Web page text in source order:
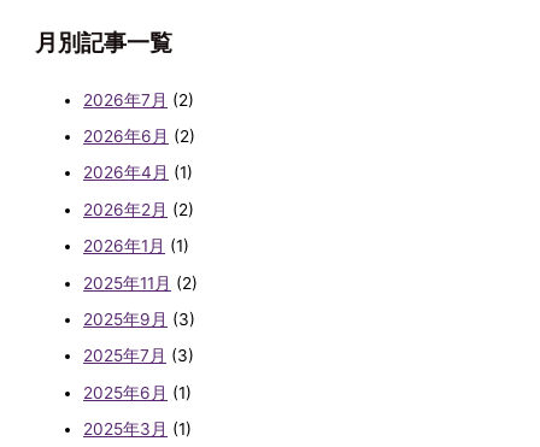
月別記事一覧
2026年7月 (2)
2026年6月 (2)
2026年4月 (1)
2026年2月 (2)
2026年1月 (1)
2025年11月 (2)
2025年9月 (3)
2025年7月 (3)
2025年6月 (1)
2025年3月 (1)